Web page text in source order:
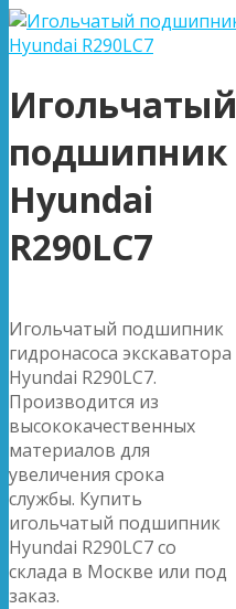
Игольчатый
подшипник
Hyundai
R290LC7
Игольчатый подшипник
гидронасоса экскаватора
Hyundai R290LC7.
Производится из
высококачественных
материалов для
увеличения срока
службы. Купить
игольчатый подшипник
Hyundai R290LC7 со
склада в Москве или под
заказ.